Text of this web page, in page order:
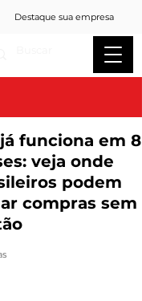
Destaque sua empresa
funciona em 8
veja onde
podem
compras sem